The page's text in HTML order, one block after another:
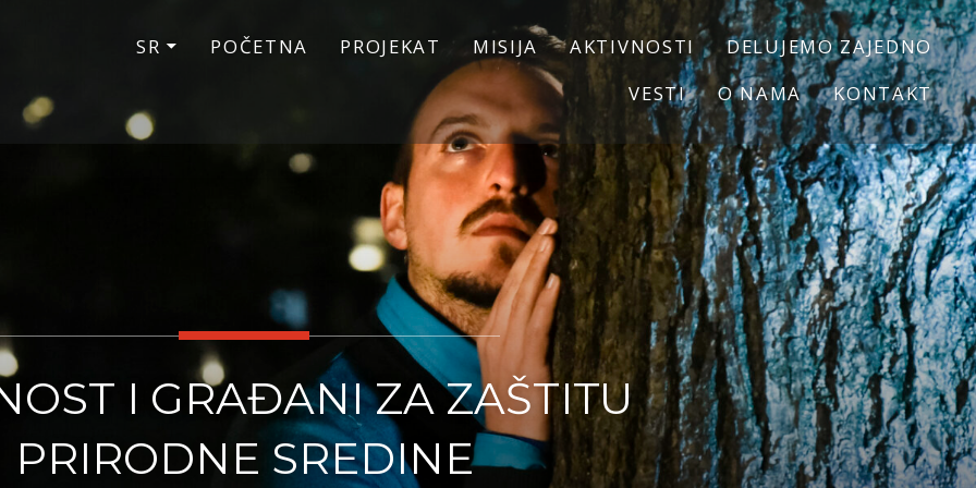
SR POČETNA PROJEKAT MISIJA AKTIVNOSTI
DELUJEMO ZAJEDNO
VESTI
O NAMA KONTAKT
I GRAĐANI ZA ZAŠTITU
PRIRODNE SREDINE